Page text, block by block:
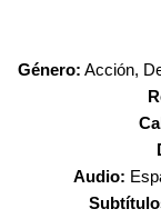
Género: Acción,
Audio: